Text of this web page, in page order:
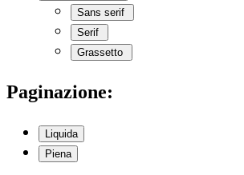
Sans serif
Serif
Grassetto
Paginazione:
Liquida
Piena